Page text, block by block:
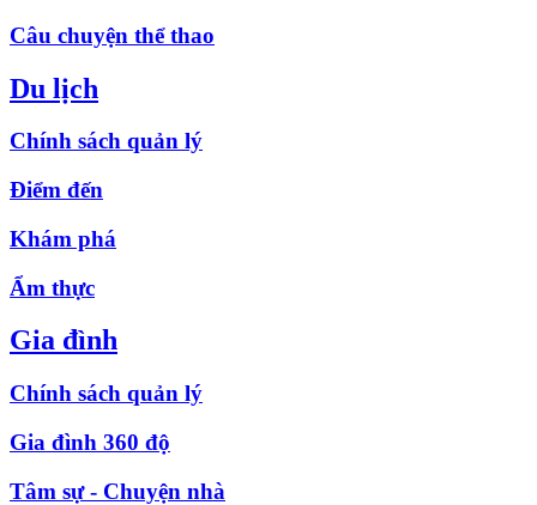
Câu chuyện thể thao
Du lịch
Chính sách quản lý
Điểm đến
Khám phá
Ẩm thực
Gia đình
Chính sách quản lý
Gia đình 360 độ
Tâm sự - Chuyện nhà